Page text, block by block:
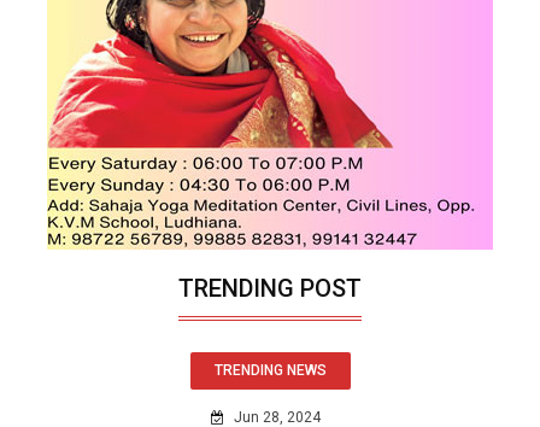
TRENDING POST
TRENDING NEWS
Jun 28, 2024